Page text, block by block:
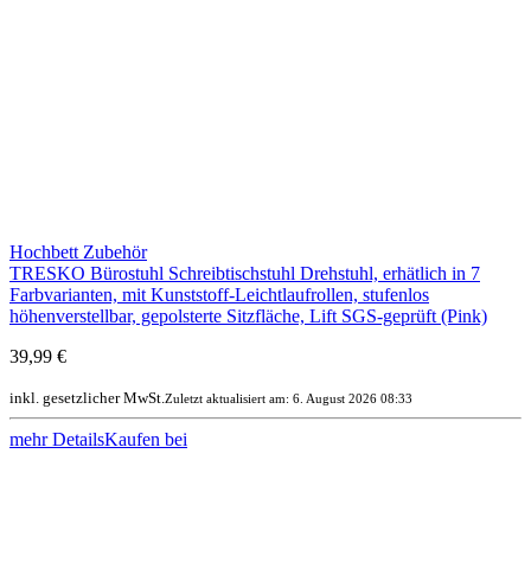
Hochbett Zubehör
TRESKO Bürostuhl Schreibtischstuhl Drehstuhl, erhätlich in 7
Farbvarianten, mit Kunststoff-Leichtlaufrollen, stufenlos
höhenverstellbar, gepolsterte Sitzfläche, Lift SGS-geprüft (Pink)
39,99 €
inkl. gesetzlicher MwSt. Zuletzt aktualisiert am: 6. August 2026 08:33
mehr DetailsKaufen bei